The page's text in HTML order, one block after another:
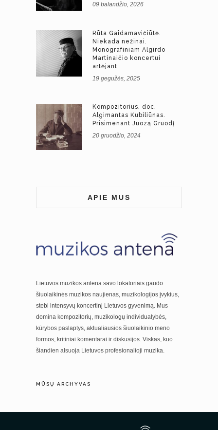
09 balandžio, 2026
Rūta Gaidamavičiūtė.
Niekada nežinai.
Monografiniam Algirdo
Martinaičio koncertui
artėjant
19 gegužės, 2025
Kompozitorius, doc.
Algimantas Kubiliūnas.
Prisimenant Juozą Gruodį
20 gruodžio, 2024
APIE MUS
Lietuvos muzikos antena savo lokatoriais gaudo
šiuolaikinės muzikos naujienas, muzikologijos įvykius,
stebi intensyvų koncertinį Lietuvos gyvenimą. Mus
domina kompozitorių, muzikologų individualybės,
kūrybos paslaptys, aktualiausios šiuolaikinio meno
formos, kritiniai komentarai ir diskusijos. Viskas, kuo
šiandien alsuoja Lietuvos profesionalioji muzika.
MŪSŲ ARCHYVAS